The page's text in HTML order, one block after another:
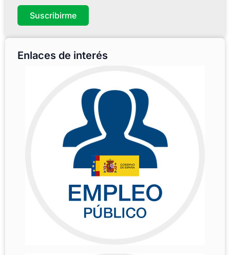
Suscribirme
Enlaces de interés